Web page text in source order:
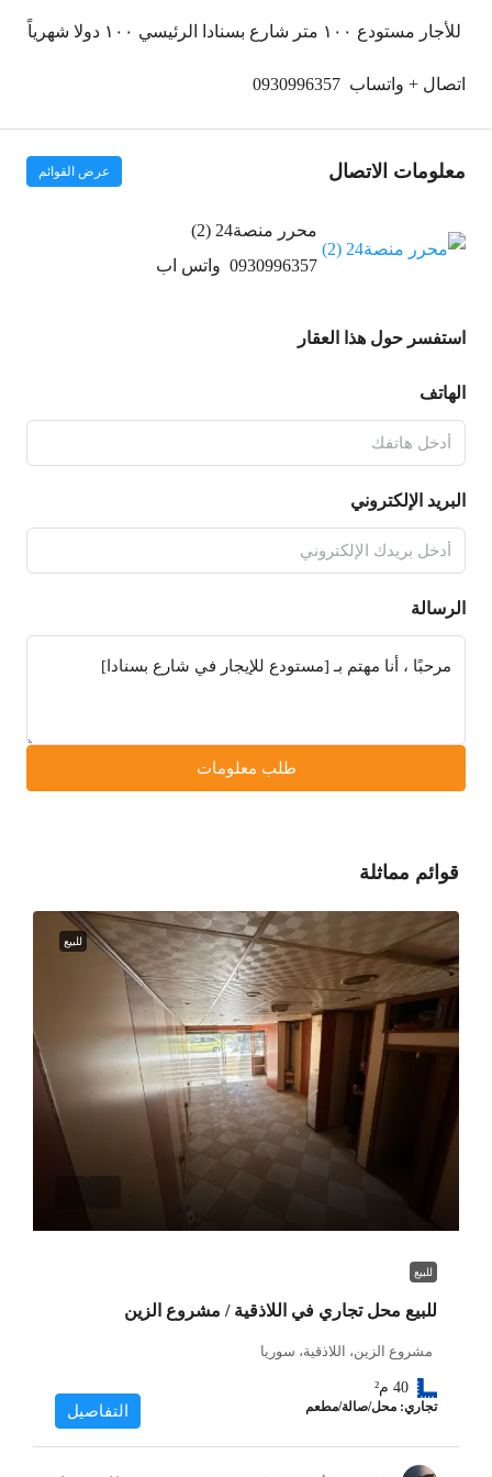
للأجار مستودع ١٠٠ متر شارع بسنادا الرئيسي ١٠٠ دولا شهرياً
اتصال + واتساب 0930996357
معلومات الاتصال عرض القوائم
محرر منصة24 (2)
0930996357 واتس اب
استفسر حول هذا العقار
الهاتف
البريد الإلكتروني
الرسالة
طلب معلومات
قوائم مماثلة
للبيع
للبيع
للبيع محل تجاري في اللاذقية / مشروع الزين
مشروع الزين، اللاذقية، سوريا
40 م²
تجاري: محل/صالة/مطعم التفاصيل